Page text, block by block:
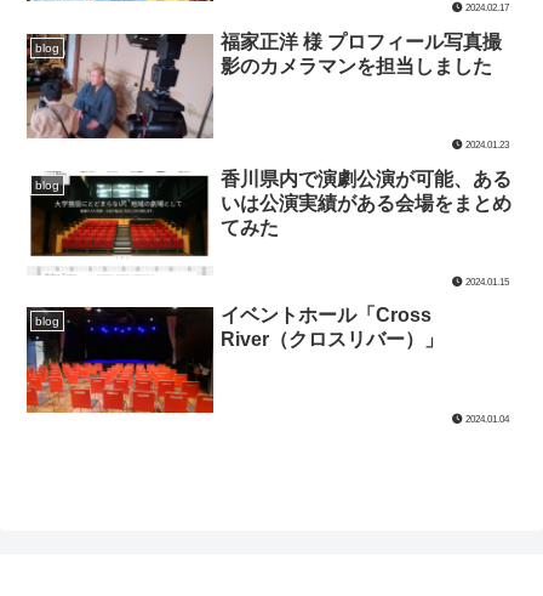
2024.02.17
blog
福家正洋 様 プロフィール写真撮
影のカメラマンを担当しました
2024.01.23
blog
香川県内で演劇公演が可能、ある
いは公演実績がある会場をまとめ
てみた
2024.01.15
blog
イベントホール「Cross
River（クロスリバー）」
2024.01.04